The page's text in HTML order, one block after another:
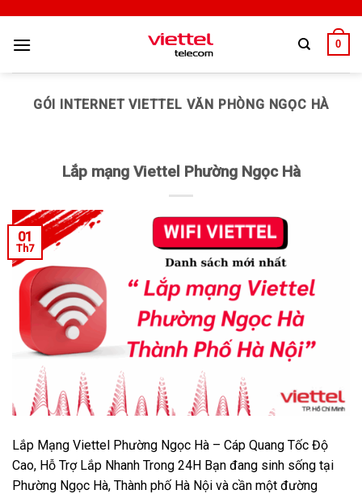
0
GÓI INTERNET VIETTEL VĂN PHÒNG NGỌC HÀ
Lắp mạng Viettel Phường Ngọc Hà
01
Th7
Lắp Mạng Viettel Phường Ngọc Hà – Cáp Quang Tốc Độ
Cao, Hỗ Trợ Lắp Nhanh Trong 24H Bạn đang sinh sống tại
Phường Ngọc Hà, Thành phố Hà Nội và cần một đường